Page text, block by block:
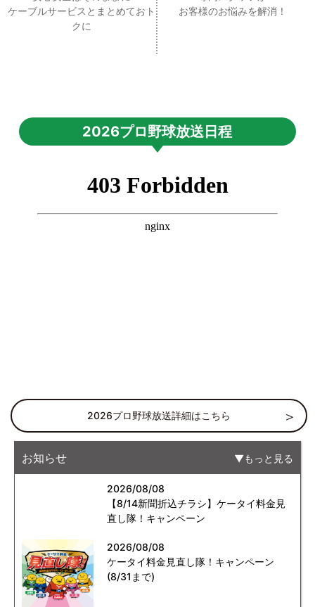
ケーブルサービスとまとめておト
クに
お客様のお悩みを解消！
2026プロ野球放送日程
2026プロ野球放送詳細はこちら
お知らせ もっと見る
2026/08/08
【8/14新聞折込チラシ】ケータイ料金見
直し隊！キャンペーン
2026/08/08
ケータイ料金見直し隊！キャンペーン
(8/31まで)